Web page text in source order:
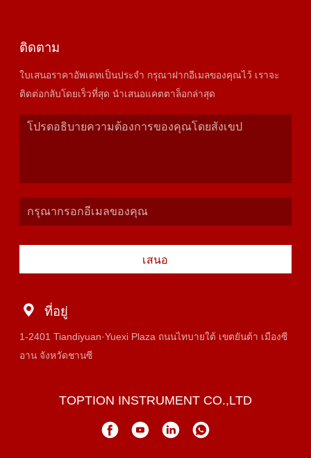
ติดตาม
ใบเสนอราคาอัพเดทเป็นประจำ กรุณาฝากอีเมลของคุณไว้ เราจะ
ติดต่อกลับโดยเร็วที่สุด นำเสนอแคตตาล็อกล่าสุด
เสนอ
ที่อยู่
1-2401 Tiandiyuan·Yuexi Plaza ถนนไทบายใต้ เขตยันต้า เมืองซี
อาน จังหวัดชานซี
TOPTION INSTRUMENT CO.,LTD